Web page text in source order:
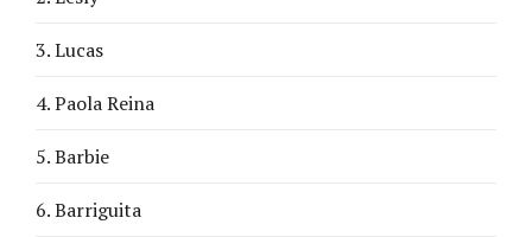
3. Lucas
4. Paola Reina
5. Barbie
6. Barriguita